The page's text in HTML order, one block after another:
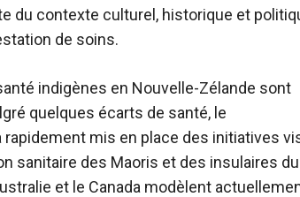
du contexte culturel, historique et
de soins.
indigènes en Nouvelle-Zélande sont
quelques écarts de santé, le
mis en place des initiatives
sanitaire des Maoris et des insulaires du
et le Canada modèlent